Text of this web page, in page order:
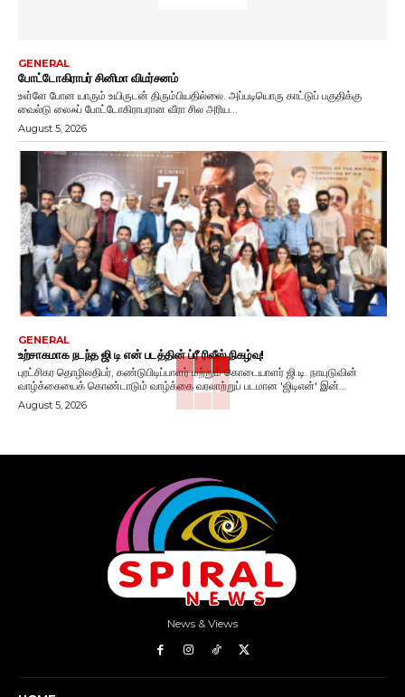
GENERAL
போட்டோகிராபர் சினிமா விமர்சனம்
உள்ளே போன யாரும் உயிருடன் திரும்பியதில்லை. அப்படியொரு காட்டுப் பகுதிக்கு
வைல்டு லைஃப் போட்டோகிராபரான வீரா சில அரிய...
August 5, 2026
GENERAL
உற்சாகமாக நடந்த ஜி டி என் படத்தின் ப்ரீ ரிலீஸ் நிகழ்வு!
புரட்சிகர தொழிலதிபர், கண்டுபிடிப்பாளர் மற்றும் கொடையாளர் ஜி.டி. நாயுடுவின்
வாழ்க்கையைக் கொண்டாடும் வாழ்க்கை வரலாற்றுப் படமான 'ஜிடிஎன்' இன்...
August 5, 2026
News & Views